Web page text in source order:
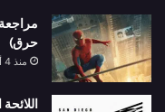
حرق)
منذ 4 أيام